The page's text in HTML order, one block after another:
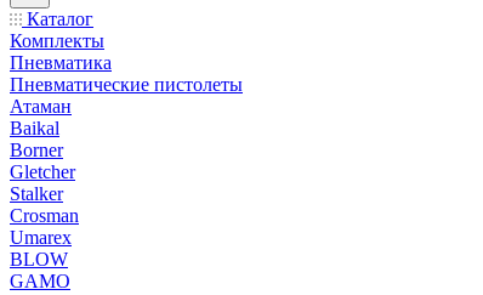
Каталог
Комплекты
Пневматика
Пневматические пистолеты
Атаман
Baikal
Borner
Gletcher
Stalker
Crosman
Umarex
BLOW
GAMO